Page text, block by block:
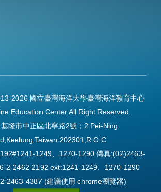
2026 國立臺灣海洋大學臺灣海洋教育中心
Education Center All Right Reserved.
隆市中正區北寧路2號；2 Pei-Ning
202301,R.O.C
1249、1270-1290 傳真:(02)2463-
2-2462-2192 ext:1241-1249、1270-1290
2463-4387 (建議使用 chrome瀏覽器)